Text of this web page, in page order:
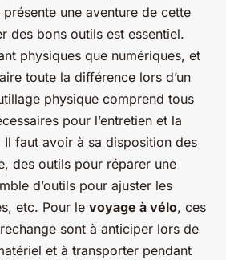
une aventure de cette
des bons outils est essentiel.
physiques que numériques, et
toute la différence lors d’un
physique comprend tous
pour l’entretien et la
faut avoir à sa disposition des
des outils pour réparer une
d’outils pour ajuster les
etc. Pour le voyage à vélo, ces
sont à anticiper lors de
et à transporter pendant